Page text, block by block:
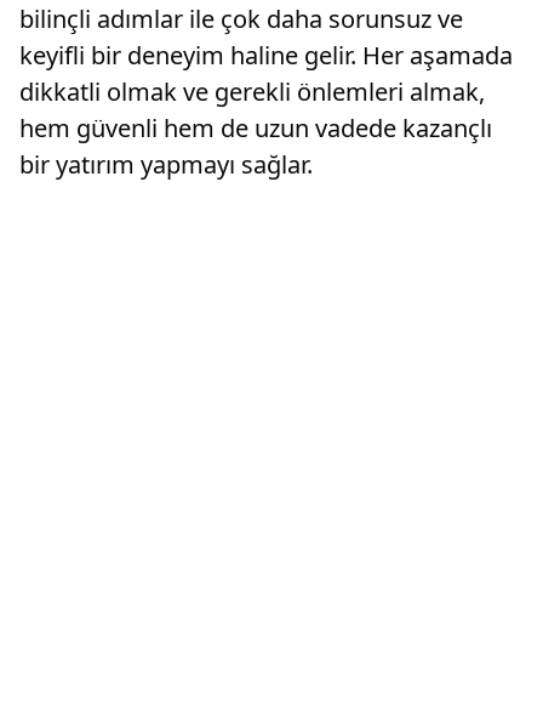
bilinçli adımlar ile çok daha sorunsuz ve
keyifli bir deneyim haline gelir. Her aşamada
dikkatli olmak ve gerekli önlemleri almak,
hem güvenli hem de uzun vadede kazançlı
bir yatırım yapmayı sağlar.